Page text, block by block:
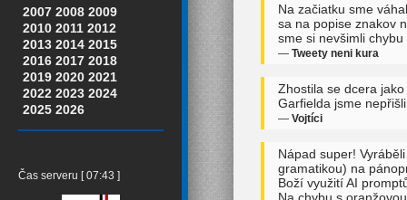
2007 2008 2009
2010 2011 2012
2013 2014 2015
2016 2017 2018
2019 2020 2021
2022 2023 2024
2025 2026
Čas serveru [ 07:43 ]
Na začiatku sme
sa na popise znakov
sme si nevšimli
— Tweety neni kura
Zhostila se dcera
Garfielda jsme
— Vojtíci
Nápad super!
gramatikou) na
Boží využití AI